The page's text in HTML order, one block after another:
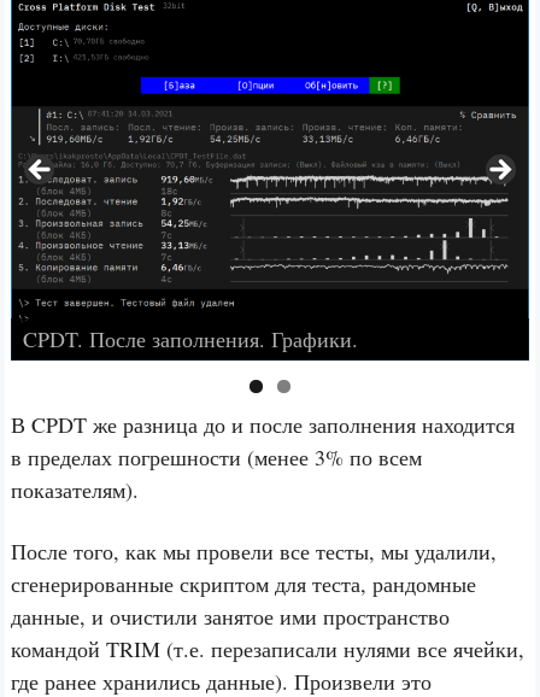
CPDT. После заполнения. Графики.
В CPDT же разница до и после заполнения находится
в пределах погрешности (менее 3% по всем
показателям).
После того, как мы провели все тесты, мы удалили,
сгенерированные скриптом для теста, рандомные
данные, и очистили занятое ими пространство
командой TRIM (т.е. перезаписали нулями все ячейки,
где ранее хранились данные). Произвели это